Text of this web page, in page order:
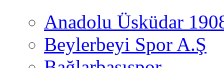
Anadolu Üsküdar
Beylerbeyi Spor A.Ş